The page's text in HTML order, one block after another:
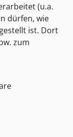
(u.a.
dürfen, wie
ist. Dort
zum